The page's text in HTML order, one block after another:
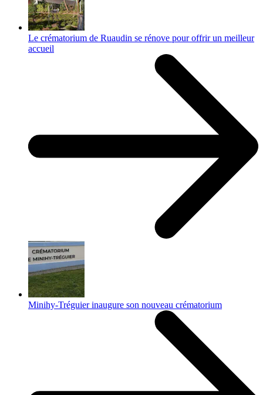
Le crématorium de Ruaudin se rénove pour offrir un meilleur
accueil
Minihy-Tréguier inaugure son nouveau crématorium